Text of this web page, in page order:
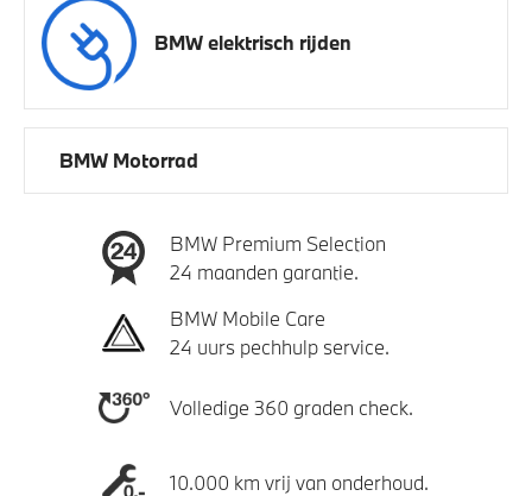
BMW elektrisch rijden
BMW Motorrad
BMW Premium Selection
24 maanden garantie.
BMW Mobile Care
24 uurs pechhulp service.
Volledige 360 graden check.
10.000 km vrij van onderhoud.